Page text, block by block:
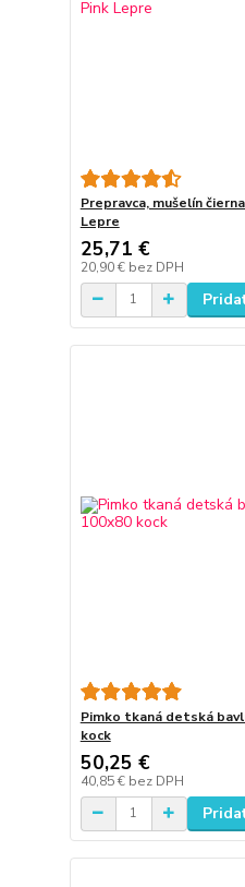
Prepravca, mušelín
Lepre
25,71 €
20,90 € bez DPH
Pimko tkaná detská
kock
50,25 €
40,85 € bez DPH